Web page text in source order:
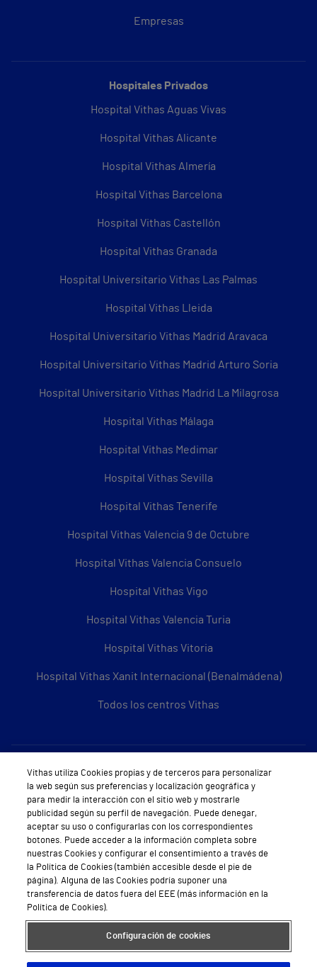
Empresas
Hospitales Privados
Hospital Vithas Aguas Vivas
Hospital Vithas Alicante
Hospital Vithas Almería
Hospital Vithas Barcelona
Hospital Vithas Castellón
Hospital Vithas Granada
Hospital Universitario Vithas Las Palmas
Hospital Vithas Lleida
Hospital Universitario Vithas Madrid Aravaca
Hospital Universitario Vithas Madrid Arturo Soria
Hospital Universitario Vithas Madrid La Milagrosa
Hospital Vithas Málaga
Hospital Vithas Medimar
Hospital Vithas Sevilla
Hospital Vithas Tenerife
Hospital Vithas Valencia 9 de Octubre
Hospital Vithas Valencia Consuelo
Hospital Vithas Vigo
Hospital Vithas Valencia Turia
Hospital Vithas Vitoria
Hospital Vithas Xanit Internacional (Benalmádena)
Todos los centros Vithas
Sobre Vithas
Quiénes somos
Trabajar en Vithas
Teléfono Cita Médica
Teléfono Atención al Cliente
Política de seguridad y salud en el trabajo
Conoce a Supervita
Vithas utiliza Cookies propias y de terceros para personalizar
la web según sus preferencias y localización geográfica y
para medir la interacción con el sitio web y mostrarle
publicidad según su perfil de navegación. Puede denegar,
aceptar su uso o configurarlas con los correspondientes
botones. Puede acceder a la información completa sobre
nuestras Cookies y configurar el consentimiento a través de
la Política de Cookies (también accesible desde el pie de
página). Alguna de las Cookies podría suponer una
transferencia de datos fuera del EEE (más información en la
Política de Cookies).
Configuración de cookies